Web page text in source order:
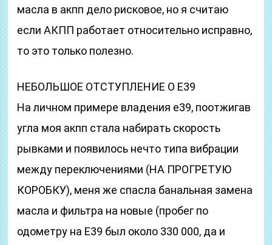
масла в акпп дело рисковое, но я считаю
если АКПП работает относительно исправно,
то это только полезно.
НЕБОЛЬШОЕ ОТСТУПЛЕНИЕ О Е39
На личном примере владения е39, поотжигав
угла моя акпп стала набирать скорость
рывками и появилось нечто типа вибрации
между переключениями (НА ПРОГРЕТУЮ
КОРОБКУ), меня же спасла банальная замена
масла и фильтра на новые (пробег по
одометру на Е39 был около 330 000, да и